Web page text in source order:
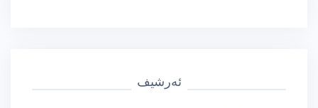
ئەرشیف